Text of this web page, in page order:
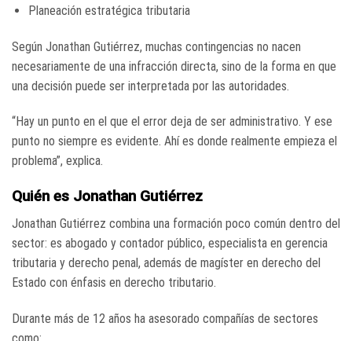
Planeación estratégica tributaria
Según Jonathan Gutiérrez, muchas contingencias no nacen
necesariamente de una infracción directa, sino de la forma en que
una decisión puede ser interpretada por las autoridades.
“Hay un punto en el que el error deja de ser administrativo. Y ese
punto no siempre es evidente. Ahí es donde realmente empieza el
problema”, explica.
Quién es Jonathan Gutiérrez
Jonathan Gutiérrez combina una formación poco común dentro del
sector: es abogado y contador público, especialista en gerencia
tributaria y derecho penal, además de magíster en derecho del
Estado con énfasis en derecho tributario.
Durante más de 12 años ha asesorado compañías de sectores
como: